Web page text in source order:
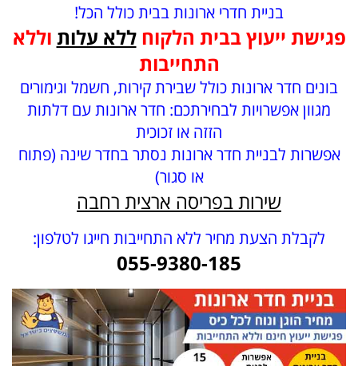
בניית חדרי ארונות בבית כולל הכל!
פגישת ייעוץ בבית הלקוחללא עלות וללא
התחייבות
בונים חדר ארונות כולל שבירת קירות, חשמל וגימורים
מגוון אפשרויות לבחירתכם: חדר ארונות עם דלתות
הזזה או זכוכית
אפשרות לבניית חדר ארונות נסתר בחדר שינה (פתוח
או סגור)
שירות בפריסה ארצית רחבה
לקבלת הצעת מחיר ללא התחייבות חייגו לטלפון:
055-9380-185